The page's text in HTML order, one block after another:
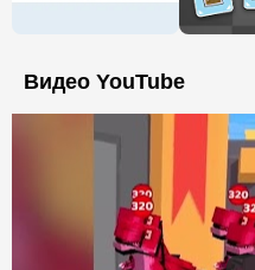
Видео YouTube